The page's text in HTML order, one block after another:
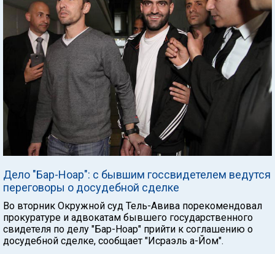
Дело "Бар-Ноар": с бывшим госсвидетелем ведутся
переговоры о досудебной сделке
Во вторник Окружной суд Тель-Авива порекомендовал
прокуратуре и адвокатам бывшего государственного
свидетеля по делу "Бар-Ноар" прийти к соглашению о
досудебной сделке, сообщает "Исраэль а-Йом".